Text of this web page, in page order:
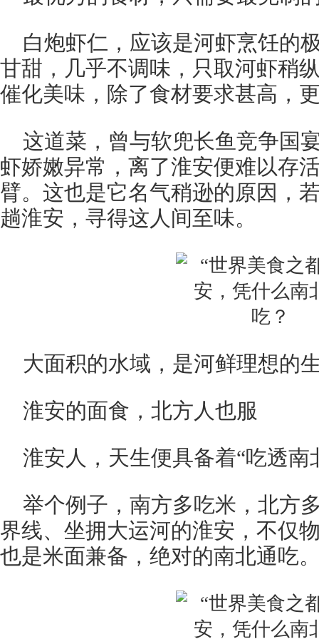
白炮虾仁，应该是河虾烹饪的
甘甜，几乎不调味，只取河虾稍
催化美味，除了食材要求甚高，
这道菜，曾与软兜长鱼竞争国
虾娇嫩异常，离了淮安便难以存
臂。这也是它名气稍逊的原因，
趟淮安，寻得这人间至味。
大面积的水域，是河鲜理想的
淮安的面食，北方人也服
淮安人，天生便具备着“吃透南
举个例子，南方多吃米，北方
界线、坐拥大运河的淮安，不仅
也是米面兼备，绝对的南北通吃